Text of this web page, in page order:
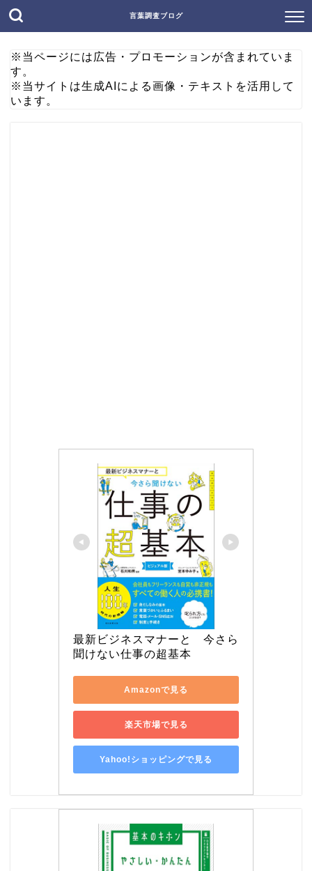
言葉調査ブログ
※当ページには広告・プロモーションが含まれていま
す。
※当サイトは生成AIによる画像・テキストを活用して
います。
最新ビジネスマナーと　今さら
聞けない仕事の超基本
Amazonで見る
楽天市場で見る
Yahoo!ショッピングで見る